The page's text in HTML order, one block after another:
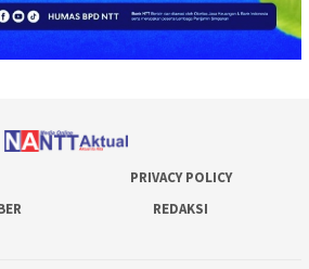
PRIVACY POLICY
REDAKSI